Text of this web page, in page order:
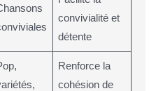
convivialité et
détente
Renforce la
cohésion de